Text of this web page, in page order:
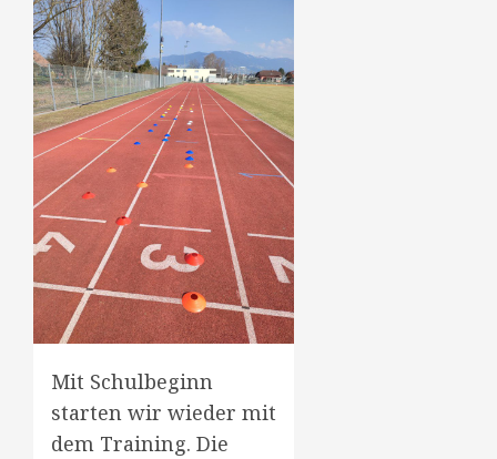
Mit Schulbeginn
starten wir wieder mit
dem Training. Die